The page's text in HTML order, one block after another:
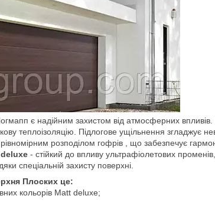
є надійним захистом від атмосферних впливів.
теплоізоляцію. Підлогове ущільнення згладжує
розподілом гофрів , що забезпечує
- стійкий до впливу ультрафіолетових
спеціальній захисту поверхні.
Плоских це:
кольорів Matt deluxe;